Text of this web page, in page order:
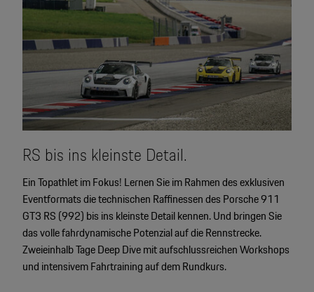
RS bis ins kleinste Detail.
Ein Topathlet im Fokus! Lernen Sie im Rahmen des exklusiven
Eventformats die technischen Raffinessen des Porsche 911
GT3 RS (992) bis ins kleinste Detail kennen. Und bringen Sie
das volle fahrdynamische Potenzial auf die Rennstrecke.
Zweieinhalb Tage Deep Dive mit aufschlussreichen Workshops
und intensivem Fahrtraining auf dem Rundkurs.